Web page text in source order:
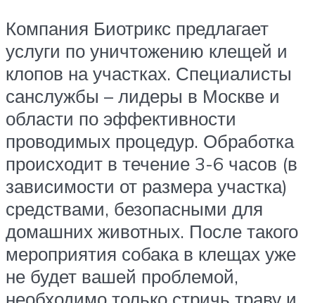
Компания Биотрикс предлагает
услуги по уничтожению клещей и
клопов на участках. Специалисты
санслужбы – лидеры в Москве и
области по эффективности
проводимых процедур. Обработка
происходит в течение 3-6 часов (в
зависимости от размера участка)
средствами, безопасными для
домашних животных. После такого
мероприятия собака в клещах уже
не будет вашей проблемой,